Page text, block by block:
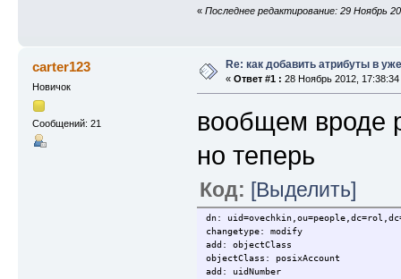
« Последнее редактирование: 29 Ноябрь
carter123
Новичок
Сообщений: 21
Re: как добавить атрибуты в
« Ответ #1 : 28 Ноябрь 2012, 17:38:34
вообщем вроде
но теперь
Код: [Выделить]
dn:
changetype: modify
add: objectClass
objectClass: posixAccount
add: uidNumber